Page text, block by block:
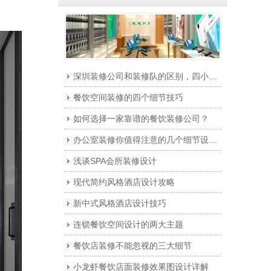
深圳装修公司和装修队的区别，四小点告诉你选谁。
餐饮空间装修的四个细节技巧
如何选择一家靠谱的餐饮装修公司？
办公室装修你值得注意的几个细节设计！
浅谈SPA会所装修设计
现代简约风格酒店设计攻略
新中式风格酒店设计技巧
连锁餐饮空间设计的两大主题
餐饮店装修不能忽视的三大细节
小龙虾餐饮店面装修效果图设计详解